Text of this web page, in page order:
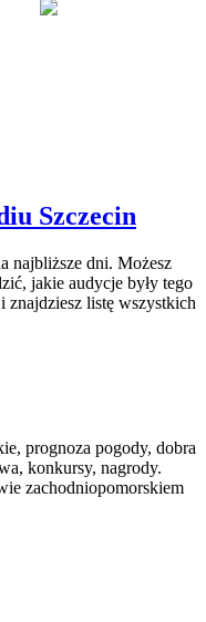
Szczecin
najbliższe dni. Możesz
jakie audycje były tego
znajdziesz listę wszystkich
prognoza pogody, dobra
konkursy, nagrody.
zachodniopomorskiem